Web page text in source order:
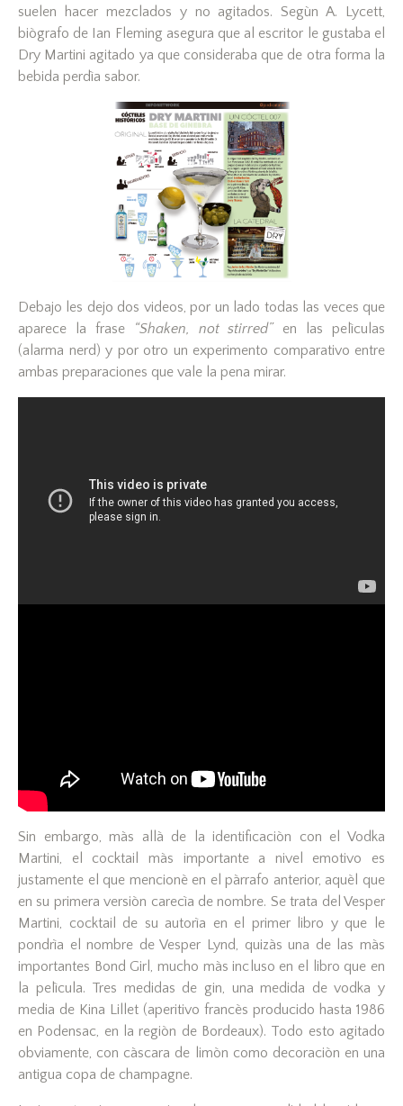
suelen hacer mezclados y no agitados. Segùn A. Lycett,
biògrafo de Ian Fleming asegura que al escritor le gustaba el
Dry Martini agitado ya que consideraba que de otra forma la
bebida perdìa sabor.
Debajo les dejo dos videos, por un lado todas las veces que
aparece la frase
“Shaken, not stirred”en las pelìculas
(alarma nerd) y por otro un experimento comparativo entre
ambas preparaciones que vale la pena mirar.
Sin embargo, màs allà de la identificaciòn con el Vodka
Martini, el cocktail màs importante a nivel emotivo es
justamente el que mencionè en el pàrrafo anterior, aquèl que
en su primera versiòn carecìa de nombre. Se trata del Vesper
Martini, cocktail de su autorìa en el primer libro y que le
pondrìa el nombre de Vesper Lynd, quizàs una de las màs
importantes Bond Girl, mucho màs incluso en el libro que en
la pelìcula. Tres medidas de gin, una medida de vodka y
media de Kina Lillet (aperitivo francès producido hasta 1986
en Podensac, en la regiòn de Bordeaux). Todo esto agitado
obviamente, con càscara de limòn como decoraciòn en una
antigua copa de champagne.